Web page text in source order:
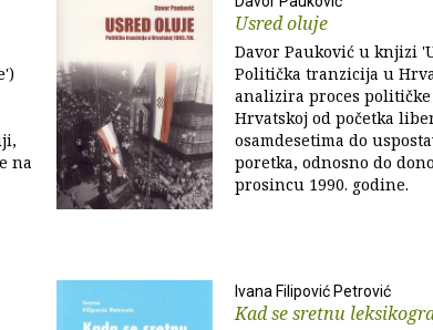
na
Usred oluje
Davor Pauković u knjizi
Politička tranzicija u
analizira proces
Hrvatskoj od početka
osamdesetima do
poretka, odnosno do
prosincu 1990. godine.
Ivana Filipović Petrović
Kad se sretnu